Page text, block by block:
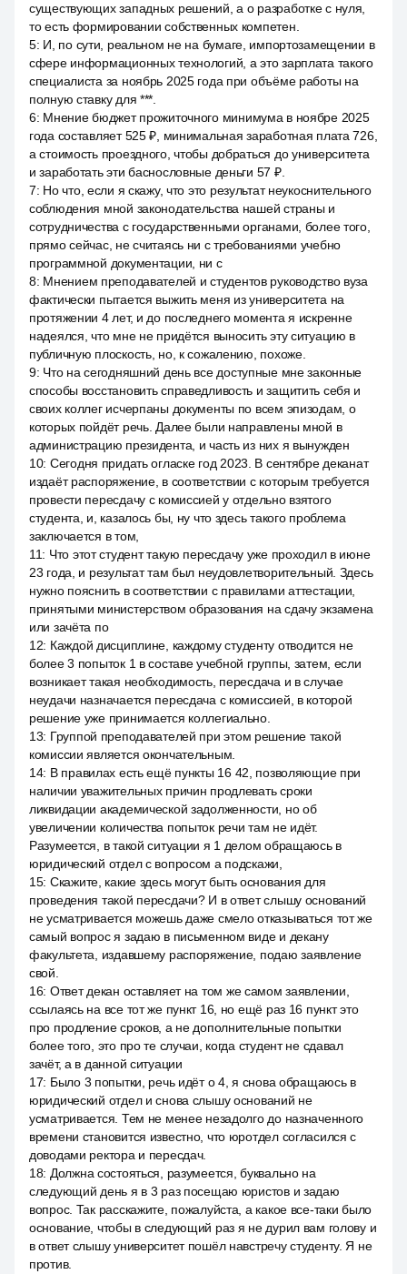
существующих западных решений, а о разработке с нуля,
то есть формировании собственных компетен.
5: И, по сути, реальном не на бумаге, импортозамещении в
сфере информационных технологий, а это зарплата такого
специалиста за ноябрь 2025 года при объёме работы на
полную ставку для ***.
6: Мнение бюджет прожиточного минимума в ноябре 2025
года составляет 525 ₽, минимальная заработная плата 726,
а стоимость проездного, чтобы добраться до университета
и заработать эти баснословные деньги 57 ₽.
7: Но что, если я скажу, что это результат неукоснительного
соблюдения мной законодательства нашей страны и
сотрудничества с государственными органами, более того,
прямо сейчас, не считаясь ни с требованиями учебно
программной документации, ни с
8: Мнением преподавателей и студентов руководство вуза
фактически пытается выжить меня из университета на
протяжении 4 лет, и до последнего момента я искренне
надеялся, что мне не придётся выносить эту ситуацию в
публичную плоскость, но, к сожалению, похоже.
9: Что на сегодняшний день все доступные мне законные
способы восстановить справедливость и защитить себя и
своих коллег исчерпаны документы по всем эпизодам, о
которых пойдёт речь. Далее были направлены мной в
администрацию президента, и часть из них я вынужден
10: Сегодня придать огласке год 2023. В сентябре деканат
издаёт распоряжение, в соответствии с которым требуется
провести пересдачу с комиссией у отдельно взятого
студента, и, казалось бы, ну что здесь такого проблема
заключается в том,
11: Что этот студент такую пересдачу уже проходил в июне
23 года, и результат там был неудовлетворительный. Здесь
нужно пояснить в соответствии с правилами аттестации,
принятыми министерством образования на сдачу экзамена
или зачёта по
12: Каждой дисциплине, каждому студенту отводится не
более 3 попыток 1 в составе учебной группы, затем, если
возникает такая необходимость, пересдача и в случае
неудачи назначается пересдача с комиссией, в которой
решение уже принимается коллегиально.
13: Группой преподавателей при этом решение такой
комиссии является окончательным.
14: В правилах есть ещё пункты 16 42, позволяющие при
наличии уважительных причин продлевать сроки
ликвидации академической задолженности, но об
увеличении количества попыток речи там не идёт.
Разумеется, в такой ситуации я 1 делом обращаюсь в
юридический отдел с вопросом а подскажи,
15: Скажите, какие здесь могут быть основания для
проведения такой пересдачи? И в ответ слышу оснований
не усматривается можешь даже смело отказываться тот же
самый вопрос я задаю в письменном виде и декану
факультета, издавшему распоряжение, подаю заявление
свой.
16: Ответ декан оставляет на том же самом заявлении,
ссылаясь на все тот же пункт 16, но ещё раз 16 пункт это
про продление сроков, а не дополнительные попытки
более того, это про те случаи, когда студент не сдавал
зачёт, а в данной ситуации
17: Было 3 попытки, речь идёт о 4, я снова обращаюсь в
юридический отдел и снова слышу оснований не
усматривается. Тем не менее незадолго до назначенного
времени становится известно, что юротдел согласился с
доводами ректора и пересдач.
18: Должна состояться, разумеется, буквально на
следующий день я в 3 раз посещаю юристов и задаю
вопрос. Так расскажите, пожалуйста, а какое все-таки было
основание, чтобы в следующий раз я не дурил вам голову и
в ответ слышу университет пошёл навстречу студенту. Я не
против.